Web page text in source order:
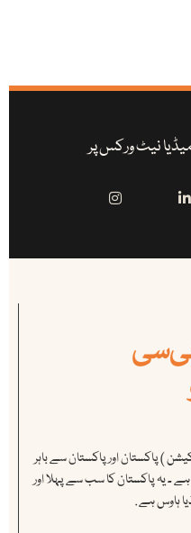
نیٹ ورکس پر
) پاکستان اور پاکستان سے باہر
۔ یہ پاکستان کا سب سے پہلا اور
ہاوس ہے .